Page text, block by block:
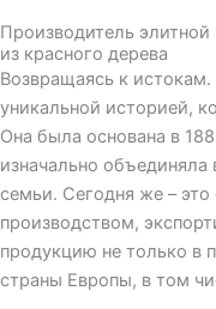
Производитель
из красного дерева
Возвращаясь к
уникальной историей,
Она была основана в
изначально объединяла
семьи. Сегодня же –
производством,
продукцию не только в
страны Европы, в том